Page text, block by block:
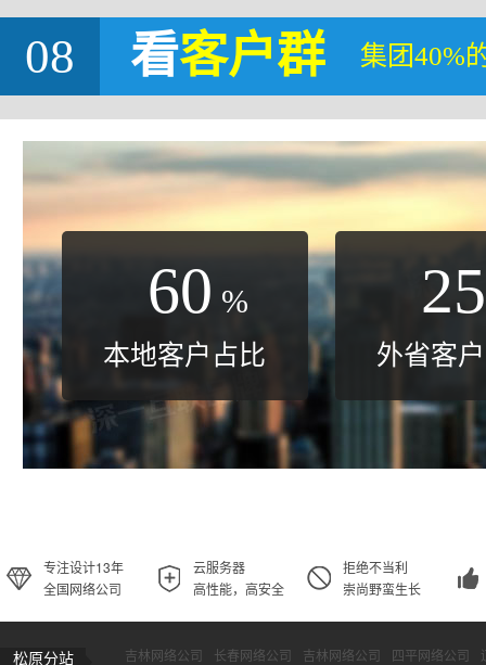
08 看客户群 集团40%
60 %
本地客户占比
25
外省客
专注设计13年
全国网络公司
云服务器
高性能，高安全
拒绝不当利
崇尚野蛮生长
松原分站 吉林网络公司 长春网络公司 吉林网络公司 四平网络公司